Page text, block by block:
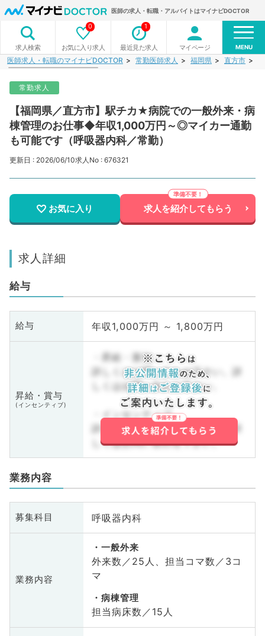
医師の求人・転職・アルバイトはマイナビDOCTOR
求人検索 お気に入り求人
0
最近見た求人
1
マイページ MENU
医師求人・転職のマイナビDOCTOR 常勤医師求人 福岡県 直方市
常勤求人
【福岡県／直方市】駅チカ★病院での一般外来・病
棟管理のお仕事◆年収1,000万円～◎マイカー通勤
も可能です（呼吸器内科／常勤）
更新日 : 2026/06/10求人No : 676321
お気に入り 求人を紹介してもらう
求人詳細
給与
給与 年収1,000万円 ～ 1,800万円
昇給・賞与
(インセンティブ)
・昇給・賞与
詳しくはお問い合わせ下さい。詳
しくはお問い合わせ下さい。
・インセンティブ
詳しくはお問い合わせ下さい。詳
しくはお問い合わせ下さい。
業務内容
募集科目 呼吸器内科
業務内容
一般外来
外来数／25人、担当コマ数／3コ
マ
病棟管理
担当病床数／15人